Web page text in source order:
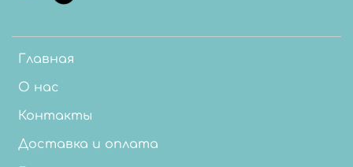
Главная
О нас
Контакты
Доставка и оплата